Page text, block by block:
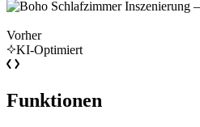
Vorher
KI-Optimiert
Funktionen